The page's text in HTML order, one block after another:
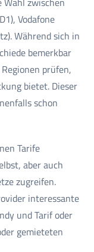
Vodafone
Während sich in
bemerkbar
prüfen,
bietet. Dieser
schon
Tarife
aber auch
zugreifen.
interessante
und Tarif oder
gemieteten